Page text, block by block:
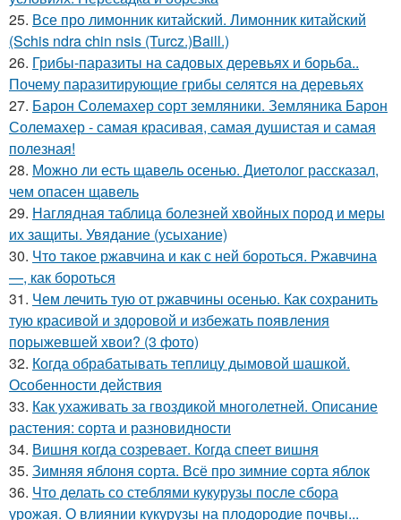
25. Все про лимонник китайский. Лимонник китайский
(Schis ndra chin nsis (Turcz.)Baill.)
26. Грибы-паразиты на садовых деревьях и борьба..
Почему паразитирующие грибы селятся на деревьях
27. Барон Солемахер сорт земляники. Земляника Барон
Солемахер - самая красивая, самая душистая и самая
полезная!
28. Можно ли есть щавель осенью. Диетолог рассказал,
чем опасен щавель
29. Наглядная таблица болезней хвойных пород и меры
их защиты. Увядание (усыхание)
30. Что такое ржавчина и как с ней бороться. Ржавчина
—, как бороться
31. Чем лечить тую от ржавчины осенью. Как сохранить
тую красивой и здоровой и избежать появления
порыжевшей хвои? (3 фото)
32. Когда обрабатывать теплицу дымовой шашкой.
Особенности действия
33. Как ухаживать за гвоздикой многолетней. Описание
растения: сорта и разновидности
34. Вишня когда созревает. Когда спеет вишня
35. Зимняя яблоня сорта. Всё про зимние сорта яблок
36. Что делать со стеблями кукурузы после сбора
урожая. О влиянии кукурузы на плодородие почвы...